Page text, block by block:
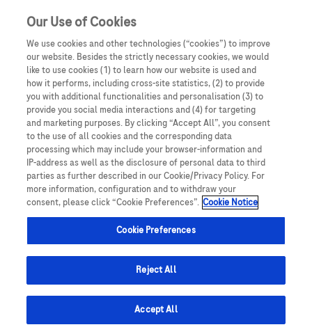
MUDr. Jozef Dubravický
Odborný asistent v sekcii Sexuológia a
Doktor MUDr. Jozef Dubravický vyštudoval
Fakultu všeobecného lekárstva Univerzity
Komenského v Bratislave kde promoval v roku
1996. Po ukončení lekárskej fakulty začal
Our Use of Cookies
We use cookies and other technologies (“cookies”) to improve
our website. Besides the strictly necessary cookies, we would
like to use cookies (1) to learn how our website is used and
how it performs, including cross-site statistics, (2) to provide
you with additional functionalities and personalisation (3) to
provide you social media interactions and (4) for targeting
and marketing purposes. By clicking “Accept All”, you consent
to the use of all cookies and the corresponding data
processing which may include your browser-information and
IP-address as well as the disclosure of personal data to third
parties as further described in our Cookie/Privacy Policy. For
more information, configuration and to withdraw your
consent, please click “Cookie Preferences”. Cookie Notice
Cookie Preferences
Reject All
Accept All